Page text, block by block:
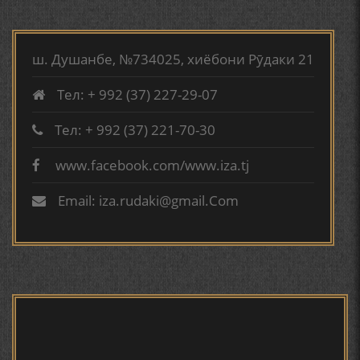
ТАРЧУМАИ ХОЛ/MIRZO
Сайри осорхона - Мирзо
АБУАБДУЛЛОҲИ РӮДАКӢ ДАР ТАҲҚИҚИ ТОҶИДДИН
МАРДОНӢ УМРИДДИН ЮСУФӢ ИНСТИТУТИ ЗАБОН
КИРОМИ БУХОРӢ ШОИРИ ИНСОНДӮСТ УСМОНОВА
ГУЛБАҲОР.
ТАҶАССУМИ ҲАСБИ ҲОЛ ДАР ҒАЗАЛИЁТИ КИРОМИ
БУХОРОӢ УСМОНОВА Г.Ф.
БЕРУНӢ ВА НАВРӮЗИ АҶАМ
ш. Душанбе, №734025, хиёбони Рӯдаки 21
Тел: + 992 (37) 227-29-07
Тел: + 992 (37) 221-70-30
www.facebook.com/www.iza.tj
Email: iza.rudaki@gmail.Com